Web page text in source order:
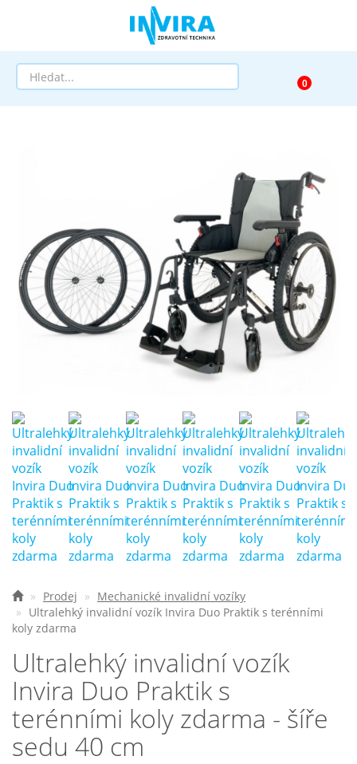
Pomůcky dle diagnózy
Výprodej
AKCE a SLEVY
O nás
Kontakt
Prodej
Mechanické invalidní vozíky
Ultralehký invalidní vozík Invira Duo Praktik s terénními
koly zdarma
Ultralehký invalidní vozík
Invira Duo Praktik s
terénními koly zdarma - šíře
sedu 40 cm